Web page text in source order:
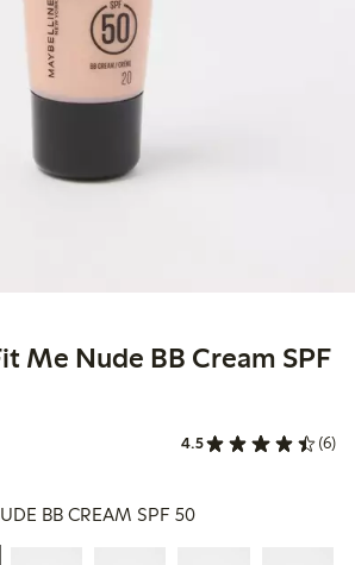
Me Nude BB Cream SPF
4.5 (6)
BB CREAM SPF 50